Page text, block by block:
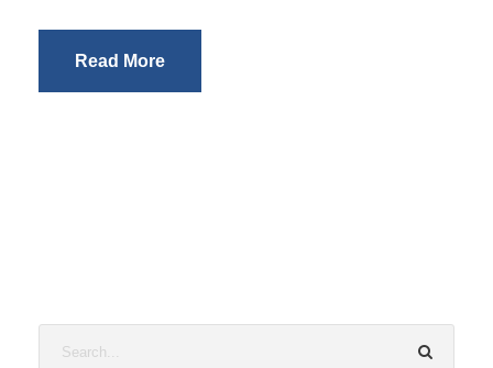
Read More